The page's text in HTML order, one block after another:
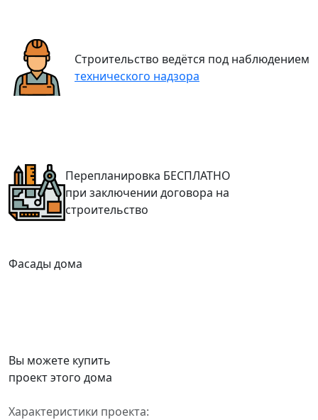
Строительство ведётся под наблюдением
технического надзора
Перепланировка БЕСПЛАТНО
при заключении договора на
строительство
Фасады дома
Вы можете купить
проект этого дома
Характеристики проекта: